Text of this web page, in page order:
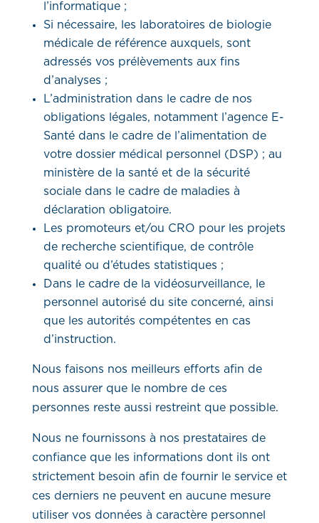
l’informatique ;
Si nécessaire, les laboratoires de biologie
médicale de référence auxquels, sont
adressés vos prélèvements aux fins
d’analyses ;
L’administration dans le cadre de nos
obligations légales, notamment l’agence E-
Santé dans le cadre de l’alimentation de
votre dossier médical personnel (DSP) ; au
ministère de la santé et de la sécurité
sociale dans le cadre de maladies à
déclaration obligatoire.
Les promoteurs et/ou CRO pour les projets
de recherche scientifique, de contrôle
qualité ou d’études statistiques ;
Dans le cadre de la vidéosurveillance, le
personnel autorisé du site concerné, ainsi
que les autorités compétentes en cas
d’instruction.
Nous faisons nos meilleurs efforts afin de
nous assurer que le nombre de ces
personnes reste aussi restreint que possible.
Nous ne fournissons à nos prestataires de
confiance que les informations dont ils ont
strictement besoin afin de fournir le service et
ces derniers ne peuvent en aucune mesure
utiliser vos données à caractère personnel